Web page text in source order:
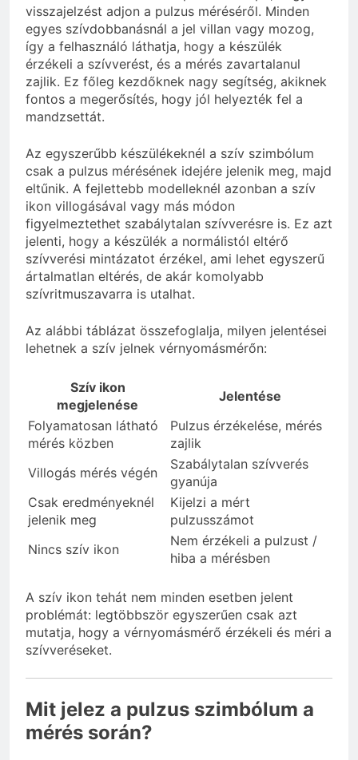
visszajelzést adjon a pulzus méréséről. Minden
egyes szívdobbanásnál a jel villan vagy mozog,
így a felhasználó láthatja, hogy a készülék
érzékeli a szívverést, és a mérés zavartalanul
zajlik. Ez főleg kezdőknek nagy segítség, akiknek
fontos a megerősítés, hogy jól helyezték fel a
mandzsettát.
Az egyszerűbb készülékeknél a szív szimbólum
csak a pulzus mérésének idejére jelenik meg, majd
eltűnik. A fejlettebb modelleknél azonban a szív
ikon villogásával vagy más módon
figyelmeztethet szabálytalan szívverésre is. Ez azt
jelenti, hogy a készülék a normálistól eltérő
szívverési mintázatot érzékel, ami lehet egyszerű
ártalmatlan eltérés, de akár komolyabb
szívritmuszavarra is utalhat.
Az alábbi táblázat összefoglalja, milyen jelentései
lehetnek a szív jelnek vérnyomásmérőn:
Szív ikon
megjelenése
Jelentése
Folyamatosan látható
mérés közben
Pulzus érzékelése, mérés
zajlik
Villogás mérés végén
Szabálytalan szívverés
gyanúja
Csak eredményeknél
jelenik meg
Kijelzi a mért
pulzusszámot
Nincs szív ikon
Nem érzékeli a pulzust /
hiba a mérésben
A szív ikon tehát nem minden esetben jelent
problémát: legtöbbször egyszerűen csak azt
mutatja, hogy a vérnyomásmérő érzékeli és méri a
szívveréseket.
Mit jelez a pulzus szimbólum a
mérés során?